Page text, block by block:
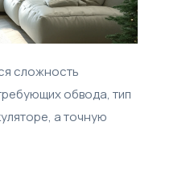
сложность
обвода, тип
а точную